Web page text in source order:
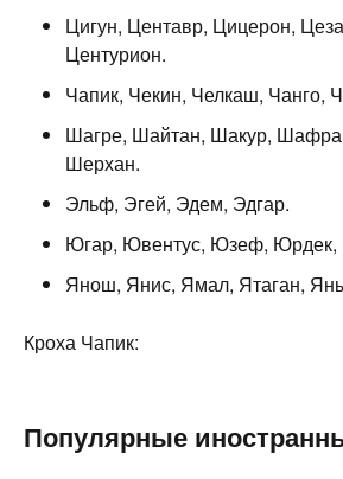
Цигун, Центавр, Цицерон,
Центурион.
Чапик, Чекин, Челкаш, Чанго,
Шагре, Шайтан, Шакур,
Шерхан.
Эльф, Эгей, Эдем, Эдгар.
Югар, Ювентус, Юзеф, Юрдек,
Янош, Янис, Ямал, Ятаган,
Кроха Чапик:
Популярные